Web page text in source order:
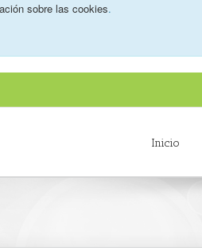
sobre las cookies.
Inicio